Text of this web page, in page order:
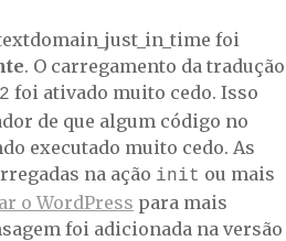
foi
. O carregamento da tradução
foi ativado muito cedo. Isso
de que algum código no
executado muito cedo. As
na ação init ou mais
o WordPress para mais
foi adicionada na versão